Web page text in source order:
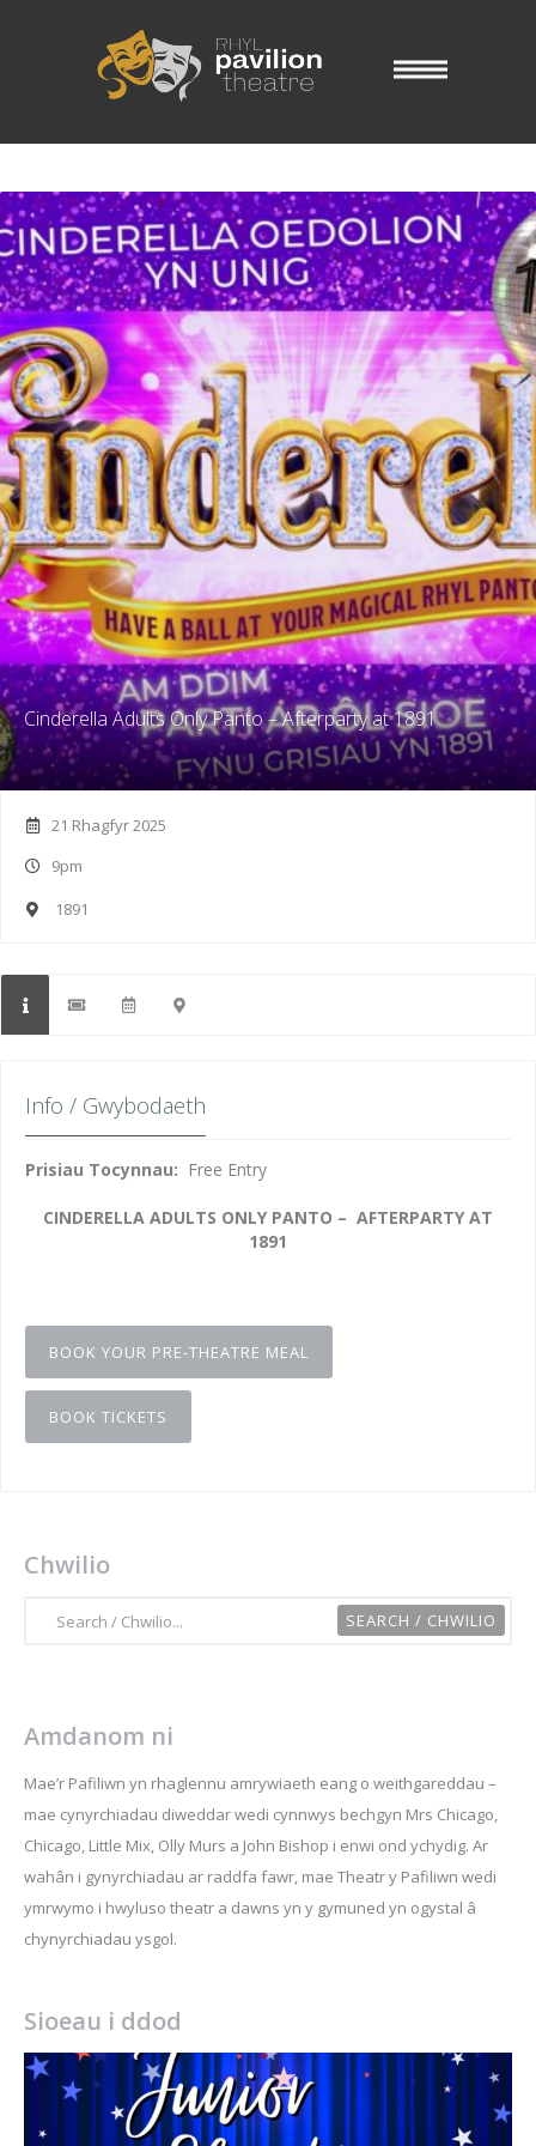
Cinderella Adults Only Panto – Afterparty at 1891
21 Rhagfyr 2025
9pm
1891
Info / Gwybodaeth
Prisiau Tocynnau: Free Entry
CINDERELLA ADULTS ONLY PANTO – AFTERPARTY AT
1891
BOOK YOUR PRE-THEATRE MEAL
BOOK TICKETS
Chwilio
Amdanom ni
Mae’r Pafiliwn yn rhaglennu amrywiaeth eang o weithgareddau –
mae cynyrchiadau diweddar wedi cynnwys bechgyn Mrs Chicago,
Chicago, Little Mix, Olly Murs a John Bishop i enwi ond ychydig. Ar
wahân i gynyrchiadau ar raddfa fawr, mae Theatr y Pafiliwn wedi
ymrwymo i hwyluso theatr a dawns yn y gymuned yn ogystal â
chynyrchiadau ysgol.
Sioeau i ddod